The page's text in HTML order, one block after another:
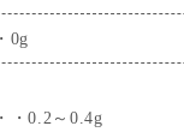
0g
・0.2～0.4g